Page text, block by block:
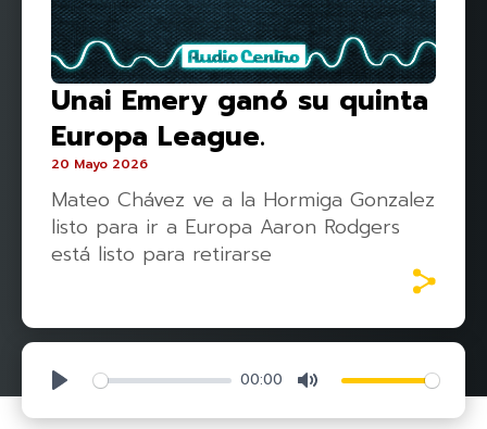
Unai Emery ganó su quinta
Europa League.
20 Mayo 2026
Mateo Chávez ve a la Hormiga Gonzalez
listo para ir a Europa Aaron Rodgers
está listo para retirarse
Play 00:00 Mute